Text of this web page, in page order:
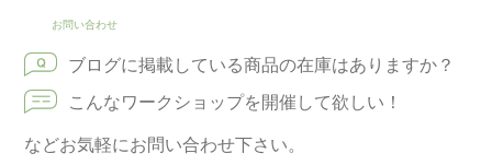
お問い合わせ
ブログに掲載している商品の在庫はありますか？
こんなワークショップを開催して欲しい！
などお気軽にお問い合わせ下さい。